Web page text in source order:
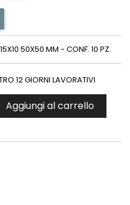
50X50 MM - CONF. 10 PZ.
12 GIORNI LAVORATIVI
Aggiungi al carrello